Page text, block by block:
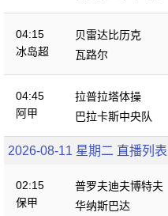
04:15
冰岛超
贝雷达比历克
瓦路尔
04:45
阿甲
拉普拉塔体操
巴拉卡斯中央队
2026-08-11 星期二 直播列表
02:15
保甲
普罗夫迪夫博特夫
华纳斯巴达